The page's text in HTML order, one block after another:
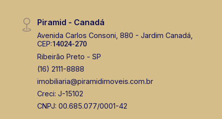
Piramid - Canadá
Avenida Carlos Consoni, 880 - Jardim Canadá,
CEP:14024-270
Ribeirão Preto - SP
(16) 2111-8888
imobiliaria@piramidimoveis.com.br
Creci: J-15102
CNPJ: 00.685.077/0001-42